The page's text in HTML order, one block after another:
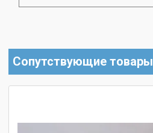
Сопутствующие товары